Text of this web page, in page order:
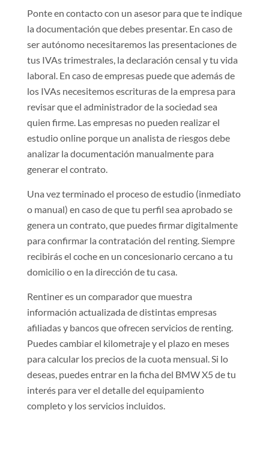
Ponte en contacto con un asesor para que te indique
la documentación que debes presentar. En caso de
ser autónomo necesitaremos las presentaciones de
tus IVAs trimestrales, la declaración censal y tu vida
laboral. En caso de empresas puede que además de
los IVAs necesitemos escrituras de la empresa para
revisar que el administrador de la sociedad sea
quien firme. Las empresas no pueden realizar el
estudio online porque un analista de riesgos debe
analizar la documentación manualmente para
generar el contrato.
Una vez terminado el proceso de estudio (inmediato
o manual) en caso de que tu perfil sea aprobado se
genera un contrato, que puedes firmar digitalmente
para confirmar la contratación del renting. Siempre
recibirás el coche en un concesionario cercano a tu
domicilio o en la dirección de tu casa.
Rentiner es un comparador que muestra
información actualizada de distintas empresas
afiliadas y bancos que ofrecen servicios de renting.
Puedes cambiar el kilometraje y el plazo en meses
para calcular los precios de la cuota mensual. Si lo
deseas, puedes entrar en la ficha del BMW X5 de tu
interés para ver el detalle del equipamiento
completo y los servicios incluidos.